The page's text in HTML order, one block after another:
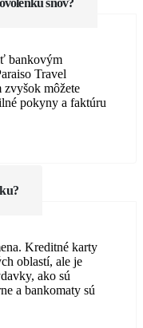
snov?
bankovým
Travel
zvyšok môžete
pokyny a faktúru
Kreditné karty
oblastí, ale je
ako sú
a bankomaty sú